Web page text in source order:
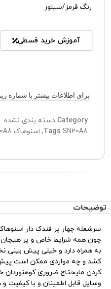
رنگ قرمز/سیلور
آموزش خرید قسطی
برای اطلاعات بیشتر با شماره زیر در
Category دسته بندی نشده
Tags SN20A8
, اسنوهاک SN20A8
توضیحات
چون همه شرایط خاص و پر
به همراه دارد و خیلی پیش
کشد و چه مواردی ممکن است پیش
کردن مایحتاج ضروری کوهنوردان
وسایل قابل اطمینان و با